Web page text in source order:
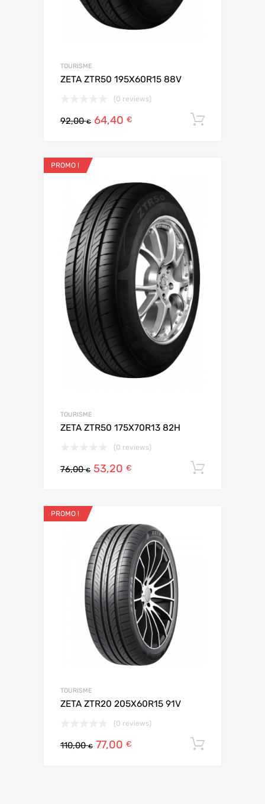
TOURISME
ZETA ZTR50 195X60R15 88V
(0 reviews)
92,00€ 64,40 €
PROMO !
TOURISME
ZETA ZTR50 175X70R13 82H
(0 reviews)
76,00€ 53,20 €
PROMO !
TOURISME
ZETA ZTR20 205X60R15 91V
(0 reviews)
110,00€ 77,00 €